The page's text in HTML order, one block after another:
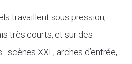
travaillent sous pression,
très courts, et sur des
scènes XXL, arches d’entrée,